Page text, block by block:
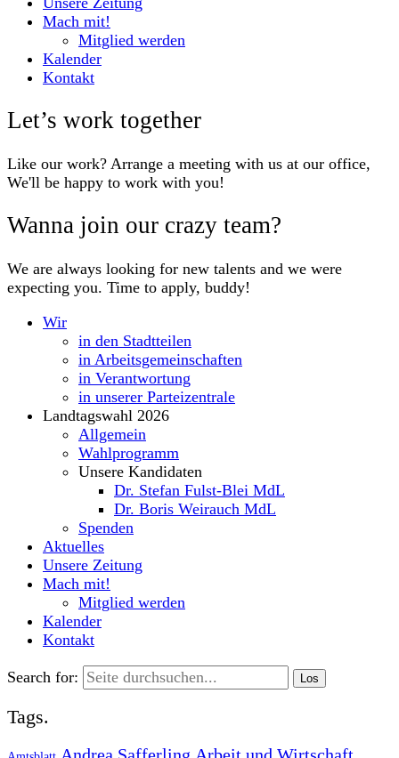
Mach mit!
Mitglied werden
Kalender
Kontakt
Let’s work together
Like our work? Arrange a meeting with us at our office,
We'll be happy to work with you!
Wanna join our crazy team?
We are always looking for new talents and we were
expecting you. Time to apply, buddy!
Wir
in den Stadtteilen
in Arbeitsgemeinschaften
in Verantwortung
in unserer Parteizentrale
Landtagswahl 2026
Allgemein
Wahlprogramm
Unsere Kandidaten
Dr. Stefan Fulst-Blei MdL
Dr. Boris Weirauch MdL
Spenden
Aktuelles
Unsere Zeitung
Mach mit!
Mitglied werden
Kalender
Kontakt
Search for:
Tags.